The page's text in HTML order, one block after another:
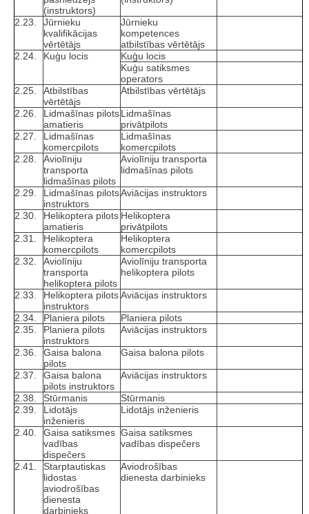
(instruktors)
2.23.
Jūrnieku
kvalifikācijas
vērtētājs
Jūrnieku
kompetences
atbilstības vērtētājs
2.24.
Kuģu locis
Kuģu locis
Kuģu satiksmes
operators
2.25.
Atbilstības
vērtētājs
Atbilstības vērtētājs
2.26.
Lidmašīnas pilots
amatieris
Lidmašīnas
privātpilots
2.27.
Lidmašīnas
komercpilots
Lidmašīnas
komercpilots
2.28.
Aviolīniju
transporta
lidmašīnas pilots
Aviolīniju transporta
lidmašīnas pilots
2.29.
Lidmašīnas pilots
instruktors
Aviācijas instruktors
2.30.
Helikoptera pilots
amatieris
Helikoptera
privātpilots
2.31.
Helikoptera
komercpilots
Helikoptera
komercpilots
2.32.
Aviolīniju
transporta
helikoptera pilots
Aviolīniju transporta
helikoptera pilots
2.33.
Helikoptera pilots
instruktors
Aviācijas instruktors
2.34. Planiera pilots
Planiera pilots
2.35.
Planiera pilots
instruktors
Aviācijas instruktors
2.36.
Gaisa balona
pilots
Gaisa balona pilots
2.37.
Gaisa balona
pilots instruktors
Aviācijas instruktors
2.38. Stūrmanis
Stūrmanis
2.39.
Lidotājs
inženieris
Lidotājs inženieris
2.40.
Gaisa satiksmes
vadības
dispečers
Gaisa satiksmes
vadības dispečers
2.41.
Starptautiskas
lidostas
aviodrošības
dienesta
darbinieks
Aviodrošības
dienesta darbinieks